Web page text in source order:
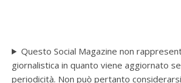
Questo Social Magazine non
giornalistica in quanto viene aggiornato
periodicità. Non può pertanto